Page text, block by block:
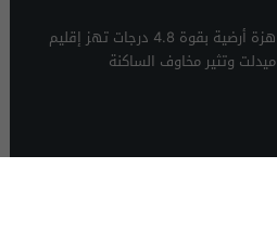
هزة أرضية بقوة 4.8 درجات تهز إقليم
ميدلت وتثير مخاوف الساكنة